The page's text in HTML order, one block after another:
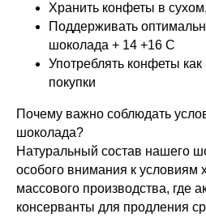
Хранить конфеты в
Поддерживать
шоколада + 14 +16 C
Употреблять конфеты
покупки
Почему важно соблюдать
шоколада?
Натуральный состав нашего
особого внимания к условиям
массового производства, где
консерванты для продления